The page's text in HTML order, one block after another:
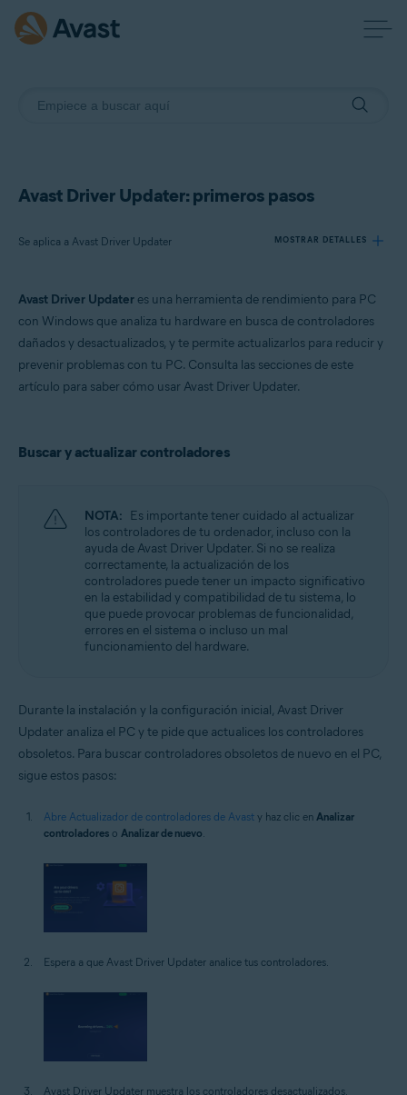
Avast Driver Updater: primeros pasos
Se aplica a Avast Driver Updater MOSTRAR DETALLES
Sistemas operativos:
Avast Driver Updater es una herramienta de rendimiento para PC
con Windows que analiza tu hardware en busca de controladores
dañados y desactualizados, y te permite actualizarlos para reducir y
prevenir problemas con tu PC. Consulta las secciones de este
artículo para saber cómo usar Avast Driver Updater.
Buscar y actualizar controladores
NOTA: Es importante tener cuidado al actualizar
los controladores de tu ordenador, incluso con la
ayuda de Avast Driver Updater. Si no se realiza
correctamente, la actualización de los
controladores puede tener un impacto significativo
en la estabilidad y compatibilidad de tu sistema, lo
que puede provocar problemas de funcionalidad,
errores en el sistema o incluso un mal
funcionamiento del hardware.
Durante la instalación y la configuración inicial, Avast Driver
Updater analiza el PC y te pide que actualices los controladores
obsoletos. Para buscar controladores obsoletos de nuevo en el PC,
sigue estos pasos:
Abre Actualizador de controladores de Avast y haz clic en Analizar
controladores o Analizar de nuevo.
Espera a que Avast Driver Updater analice tus controladores.
Avast Driver Updater muestra los controladores desactualizados.